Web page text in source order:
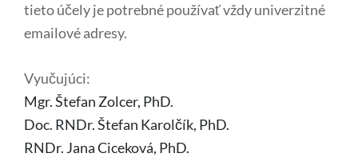
tieto účely je potrebné používať vždy univerzitné
emailové adresy.
Vyučujúci:
Mgr. Štefan Zolcer, PhD.
Doc. RNDr. Štefan Karolčík, PhD.
RNDr. Jana Ciceková, PhD.